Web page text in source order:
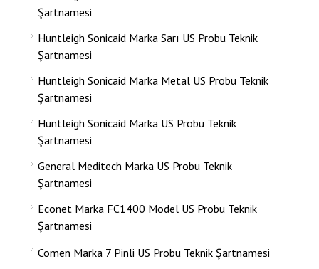
Şartnamesi
Huntleigh Sonicaid Marka Sarı US Probu Teknik
Şartnamesi
Huntleigh Sonicaid Marka Metal US Probu Teknik
Şartnamesi
Huntleigh Sonicaid Marka US Probu Teknik
Şartnamesi
General Meditech Marka US Probu Teknik
Şartnamesi
Econet Marka FC1400 Model US Probu Teknik
Şartnamesi
Comen Marka 7 Pinli US Probu Teknik Şartnamesi